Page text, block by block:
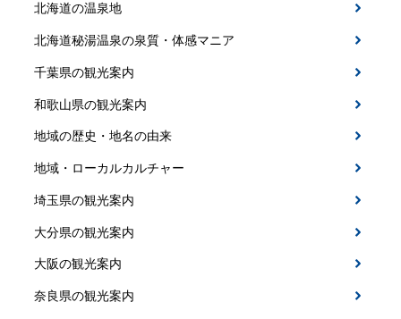
北海道の温泉地
北海道秘湯温泉の泉質・体感マニア
千葉県の観光案内
和歌山県の観光案内
地域の歴史・地名の由来
地域・ローカルカルチャー
埼玉県の観光案内
大分県の観光案内
大阪の観光案内
奈良県の観光案内